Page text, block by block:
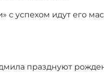
с успехом идут его
празднуют